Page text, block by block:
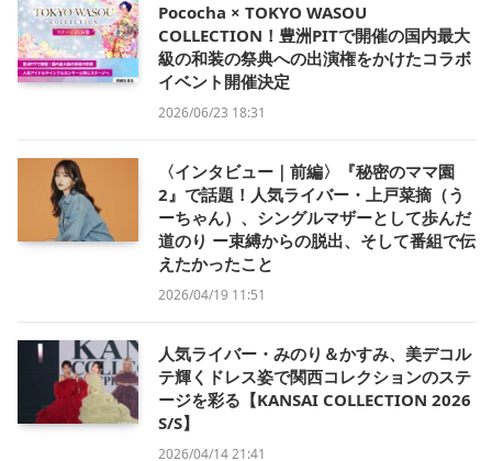
Pococha × TOKYO WASOU
COLLECTION！豊洲PITで開催の国内最大
級の和装の祭典への出演権をかけたコラボ
イベント開催決定
2026/06/23 18:31
〈インタビュー｜前編〉『秘密のママ園
2』で話題！人気ライバー・上戸菜摘（う
ーちゃん）、シングルマザーとして歩んだ
道のり ー束縛からの脱出、そして番組で伝
えたかったこと
2026/04/19 11:51
人気ライバー・みのり＆かすみ、美デコル
テ輝くドレス姿で関西コレクションのステ
ージを彩る【KANSAI COLLECTION 2026
S/S】
2026/04/14 21:41